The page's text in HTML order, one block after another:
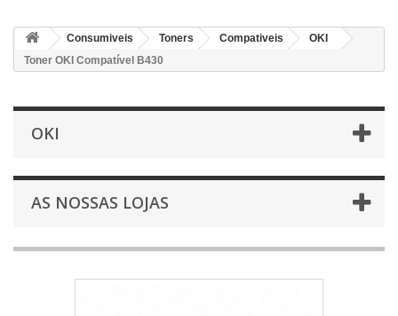
Consumiveis Toners Compativeis
OKI
Toner OKI Compatível B430
OKI
AS NOSSAS LOJAS